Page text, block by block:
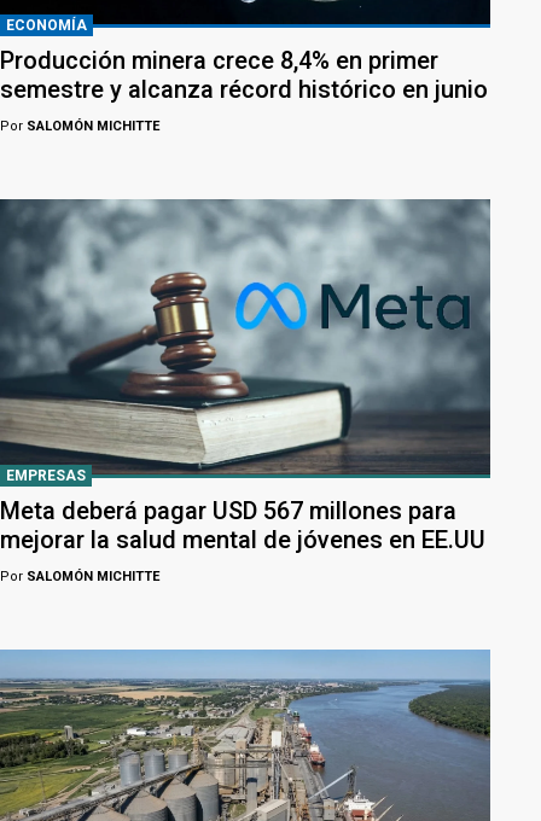
ECONOMÍA
Producción minera crece 8,4% en primer
semestre y alcanza récord histórico en junio
Por SALOMÓN MICHITTE
EMPRESAS
Meta deberá pagar USD 567 millones para
mejorar la salud mental de jóvenes en EE.UU
Por SALOMÓN MICHITTE